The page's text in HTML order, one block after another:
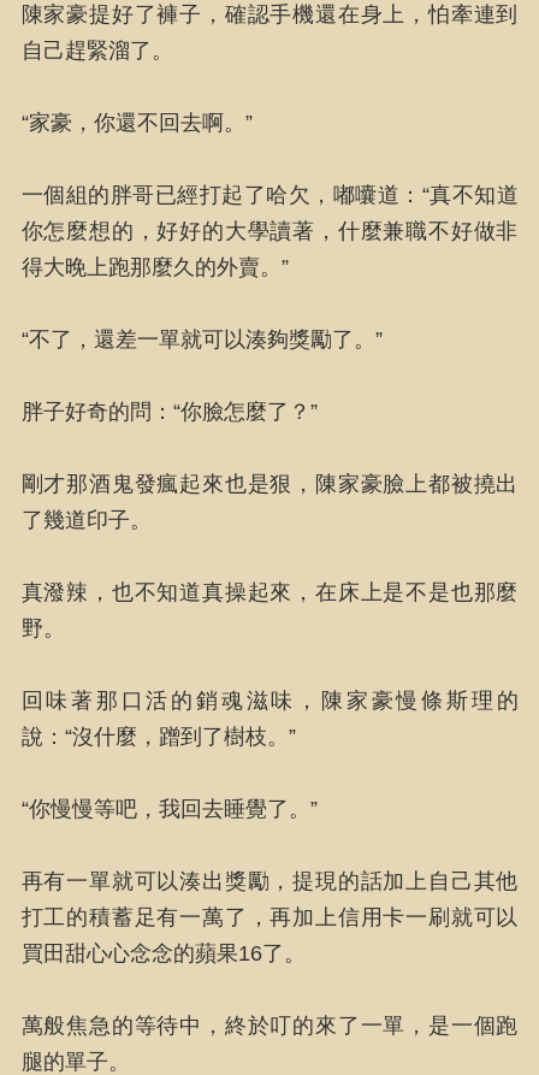
陳家豪提好了褲子，確認手機還在身上，怕牽連到
自己趕緊溜了。
“家豪，你還不回去啊。”
一個組的胖哥已經打起了哈欠，嘟囔道：“真不知道
你怎麼想的，好好的大學讀著，什麼兼職不好做非
得大晚上跑那麼久的外賣。”
“不了，還差一單就可以湊夠獎勵了。”
胖子好奇的問：“你臉怎麼了？”
剛才那酒鬼發瘋起來也是狠，陳家豪臉上都被撓出
了幾道印子。
真潑辣，也不知道真操起來，在床上是不是也那麼
野。
回味著那口活的銷魂滋味，陳家豪慢條斯理的
說：“沒什麼，蹭到了樹枝。”
“你慢慢等吧，我回去睡覺了。”
再有一單就可以湊出獎勵，提現的話加上自己其他
打工的積蓄足有一萬了，再加上信用卡一刷就可以
買田甜心心念念的蘋果16了。
萬般焦急的等待中，終於叮的來了一單，是一個跑
腿的單子。